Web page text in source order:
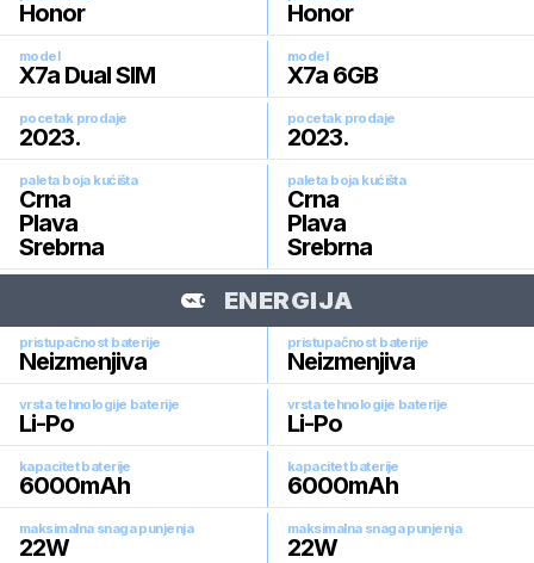
Honor Honor
model
X7a Dual SIM
model
X7a 6GB
pocetak prodaje
2023.
pocetak prodaje
2023.
paleta boja kućišta
Crna
Plava
Srebrna
paleta boja kućišta
Crna
Plava
Srebrna
ENERGIJA
pristupačnost baterije
Neizmenjiva
pristupačnost baterije
Neizmenjiva
vrsta tehnologije baterije
Li-Po
vrsta tehnologije baterije
Li-Po
kapacitet baterije
6000mAh
kapacitet baterije
6000mAh
maksimalna snaga punjenja
22W
maksimalna snaga punjenja
22W